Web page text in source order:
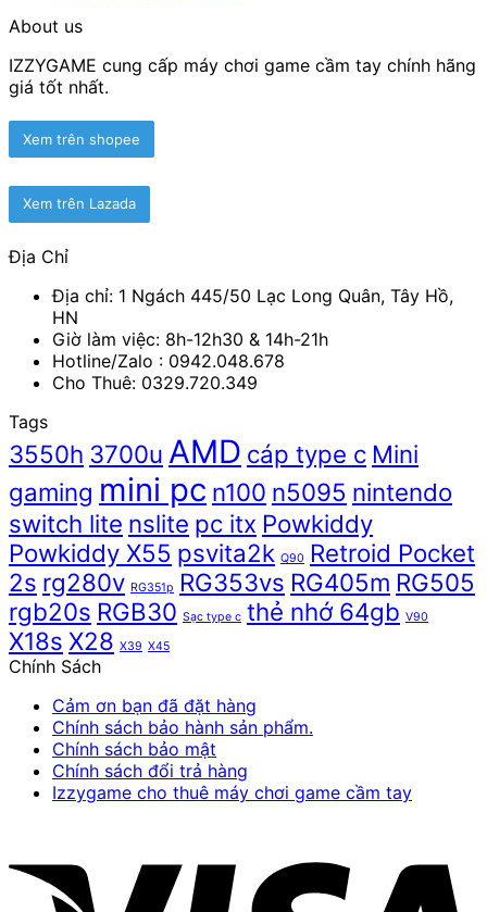
About us
IZZYGAME cung cấp máy chơi game cầm tay chính hãng
giá tốt nhất.
Xem trên shopee
Xem trên Lazada
Địa Chỉ
Địa chỉ: 1 Ngách 445/50 Lạc Long Quân, Tây Hồ,
HN
Giờ làm việc: 8h-12h30 & 14h-21h
Hotline/Zalo : 0942.048.678
Cho Thuê: 0329.720.349
Tags
3550h 3700u AMD cáp type c Mini
gaming mini pc n100 n5095 nintendo
switch lite nslite pc itx Powkiddy
Powkiddy X55 psvita2k Q90
Retroid Pocket
2s rg280v RG351p RG353vs RG405m RG505
rgb20s RGB30 Sạc type c thẻ nhớ 64gb V90
X18s X28 X39 X45
Chính Sách
Cảm ơn bạn đã đặt hàng
Chính sách bảo hành sản phẩm.
Chính sách bảo mật
Chính sách đổi trả hàng
Izzygame cho thuê máy chơi game cầm tay